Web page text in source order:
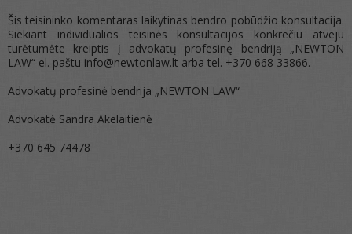
Šis teisininko komentaras laikytinas bendro pobūdžio konsultacija.
Siekiant individualios teisinės konsultacijos konkrečiu atveju
turėtumėte kreiptis į advokatų profesinę bendriją „NEWTON
LAW“ el. paštu info@newtonlaw.lt arba tel. +370 668 33866.
Advokatų profesinė bendrija „NEWTON LAW“
Advokatė Sandra Akelaitienė
+370 645 74478